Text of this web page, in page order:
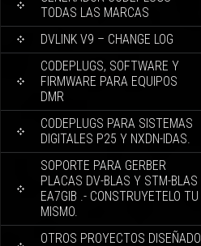
TODAS LAS MARCAS
DVLINK V9 – CHANGE LOG
CODEPLUGS, SOFTWARE Y
FIRMWARE PARA EQUIPOS
DMR
CODEPLUGS PARA SISTEMAS
DIGITALES P25 Y NXDN-IDAS.
SOPORTE PARA GERBER
PLACAS DV-BLAS Y STM-BLAS
EA7GIB .- CONSTRUYETELO TU
MISMO.
OTROS PROYECTOS DISEÑADO